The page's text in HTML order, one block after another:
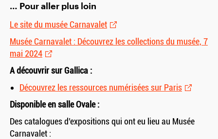
… Pour aller plus loin
Le site du musée Carnavalet
Musée Carnavalet : Découvrez les collections du musée, 7
mai 2024
A découvrir sur Gallica :
Découvrez les ressources numérisées sur Paris
Disponible en salle Ovale :
Des catalogues d’expositions qui ont eu lieu au Musée
Carnavalet :